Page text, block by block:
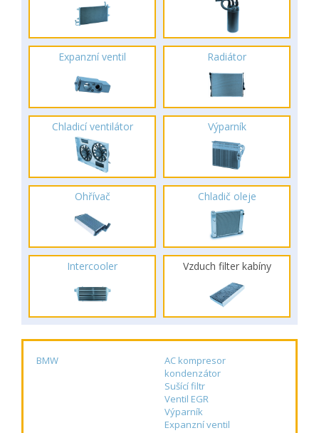
Expanzní ventil Radiátor
Chladicí ventilátor Výparník
Ohřívač Chladič oleje
Intercooler Vzduch filter kabíny
BMW
AC kompresor
kondenzátor
Sušící filtr
Ventil EGR
Výparník
Expanzní ventil